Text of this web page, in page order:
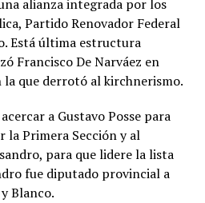
alianza integrada por los
Partido Renovador Federal
Está última estructura
Francisco De Narváez en
la que derrotó al kirchnerismo.
a Gustavo Posse para
la Primera Sección y al
para que lidere la lista
fue diputado provincial a
Blanco.